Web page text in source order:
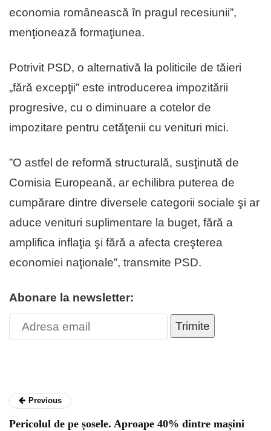
economia românească în pragul recesiunii”,
menţionează formaţiunea.
Potrivit PSD, o alternativă la politicile de tăieri
„fără excepţii” este introducerea impozitării
progresive, cu o diminuare a cotelor de
impozitare pentru cetăţenii cu venituri mici.
”O astfel de reformă structurală, susţinută de
Comisia Europeană, ar echilibra puterea de
cumpărare dintre diversele categorii sociale şi ar
aduce venituri suplimentare la buget, fără a
amplifica inflaţia şi fără a afecta creşterea
economiei naţionale”, transmite PSD.
Abonare la newsletter:
Trimite
Previous
Pericolul de pe șosele. Aproape 40% dintre mașini